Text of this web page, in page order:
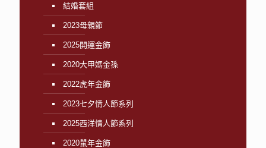
結婚套組
2023母親節
2025開運金飾
2020大甲媽金孫
2022虎年金飾
2023七夕情人節系列
2025西洋情人節系列
2020鼠年金飾